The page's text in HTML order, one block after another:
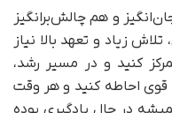
و هم چالش‌برانگیز
زیاد و تعهد بالا نیاز
کنید و در مسیر رشد،
قوی احاطه کنید و هر وقت